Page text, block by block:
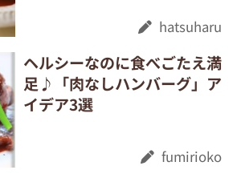
hatsuharu
ヘルシーなのに食べごたえ満
足♪「肉なしハンバーグ」ア
イデア3選
fumirioko